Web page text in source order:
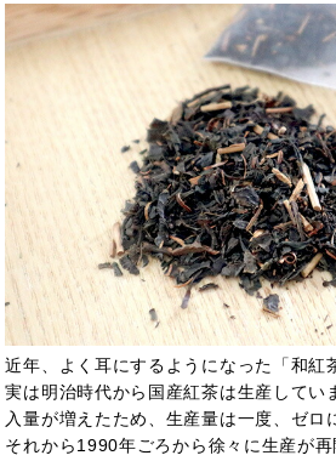
近年、よく耳にするようになった「和紅
実は明治時代から国産紅茶は生産してい
入量が増えたため、生産量は一度、ゼロ
それから1990年ごろから徐々に生産が